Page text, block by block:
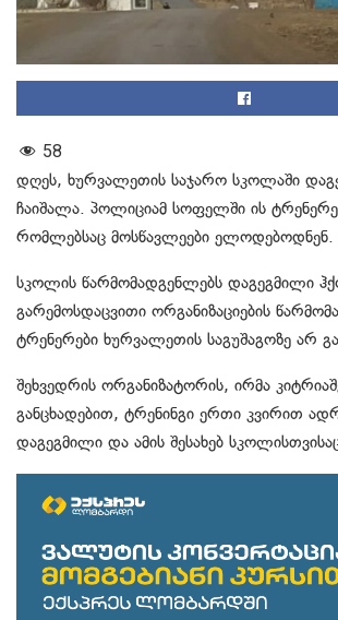
58
დღეს, ხურვალეთის საჯარო სკოლაში
ჩაიშალა. პოლიციამ სოფელში ის
რომლებსაც მოსწავლეები ელოდებოდნენ.
სკოლის წარმომადგენლებს დაგეგმილი
გარემოსდაცვითი ორგანიზაციების
ტრენერები ხურვალეთის საგუშაგოზე არ
შეხვედრის ორგანიზატორის, ირმა
განცხადებით, ტრენინგი ერთი კვირით
დაგეგმილი და ამის შესახებ